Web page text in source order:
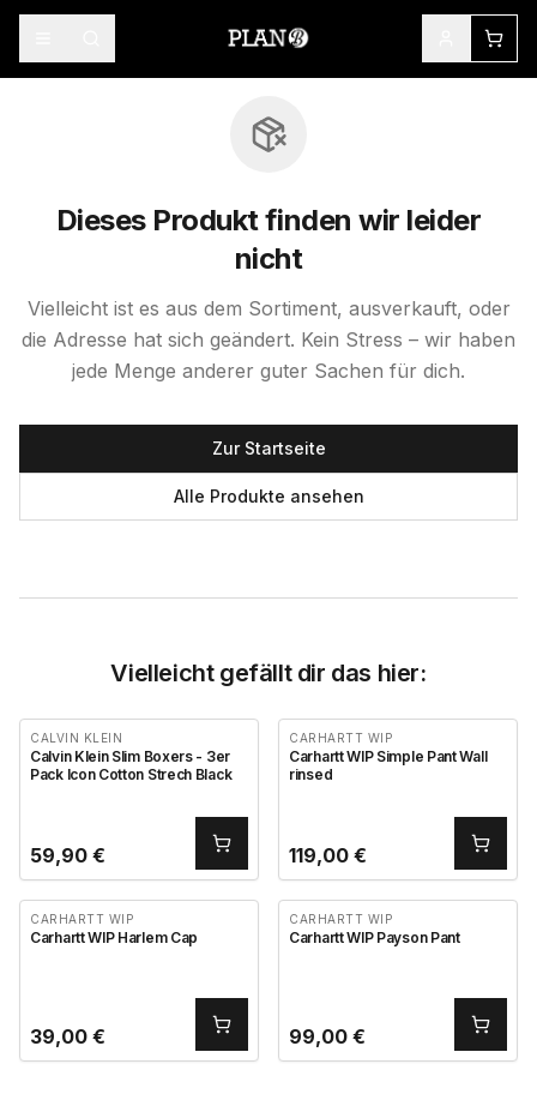
Dieses Produkt finden wir leider
nicht
Vielleicht ist es aus dem Sortiment, ausverkauft, oder
die Adresse hat sich geändert. Kein Stress – wir haben
jede Menge anderer guter Sachen für dich.
Zur Startseite
Alle Produkte ansehen
Vielleicht gefällt dir das hier:
CALVIN KLEIN
Calvin Klein Slim Boxers - 3er
Pack Icon Cotton Strech Black
59,90 €
CARHARTT WIP
Carhartt WIP Simple Pant Wall
rinsed
119,00 €
CARHARTT WIP
Carhartt WIP Harlem Cap
39,00 €
CARHARTT WIP
Carhartt WIP Payson Pant
99,00 €